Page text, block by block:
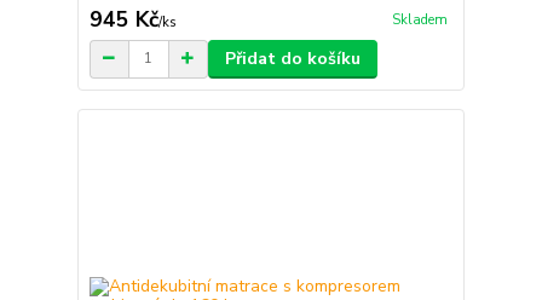
945 Kč/ks Skladem
Přidat do košíku